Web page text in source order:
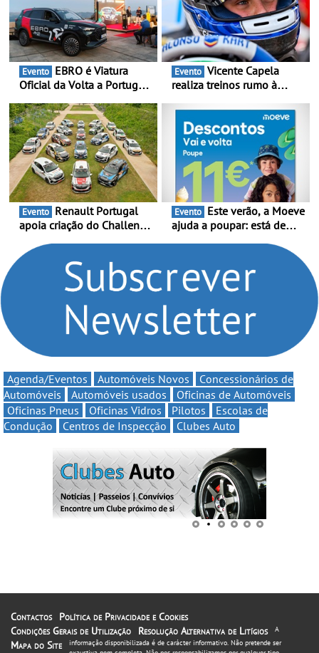
Evento
Oficial da Volta a Portugal
presença nacional ao lado
da mítica prova de ciclismo
e leva a sua gama SUV
multi-energia às estradas
de Portugal
Evento
realiza treinos rumo à
Portugal Karting e mira boa
estreia - O Campeonato
Portugal Karting 2026
decorre entre 1 de Março e
6 de Setembro
Evento
apoia criação do Challenge
compromisso com o
automobilismo nacional
continua em 2026
Evento
ajuda a poupar: está de
Volta” com descontos de
Agenda/Eventos Automóveis Novos
Concessionários de
Automóveis
Automóveis usados
Oficinas de Automóveis
Oficinas Pneus
Oficinas Vidros Pilotos
Escolas de
Condução
Centros de Inspecção Clubes Auto
Contactos
Política de Privacidade e Cookies
Condições Gerais de Utilização
Resolução Alternativa de Litígios
Mapa do Site
A
informação disponibilizada é de carácter informativo. Não pretende ser